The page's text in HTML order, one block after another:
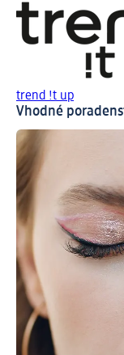
trend !t up
Vhodné